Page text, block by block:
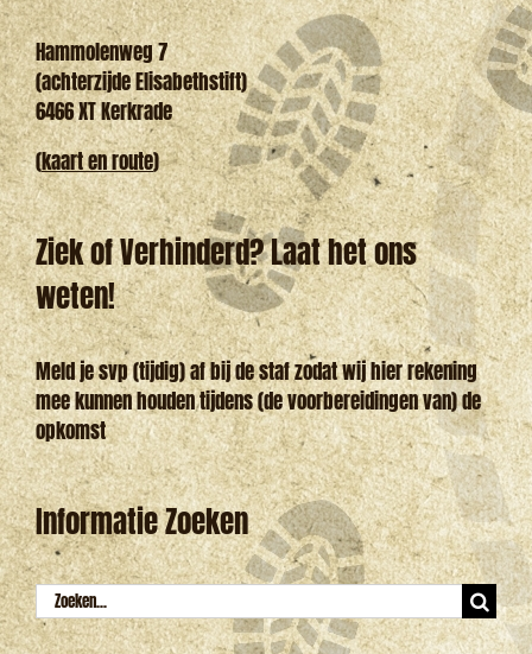
Hammolenweg 7
(achterzijde Elisabethstift)
6466 XT Kerkrade
(kaart en route)
Ziek of Verhinderd? Laat het ons
weten!
Meld je svp (tijdig) af bij de staf zodat wij hier rekening
mee kunnen houden tijdens (de voorbereidingen van) de
opkomst
Informatie Zoeken
Zoeken
naar: